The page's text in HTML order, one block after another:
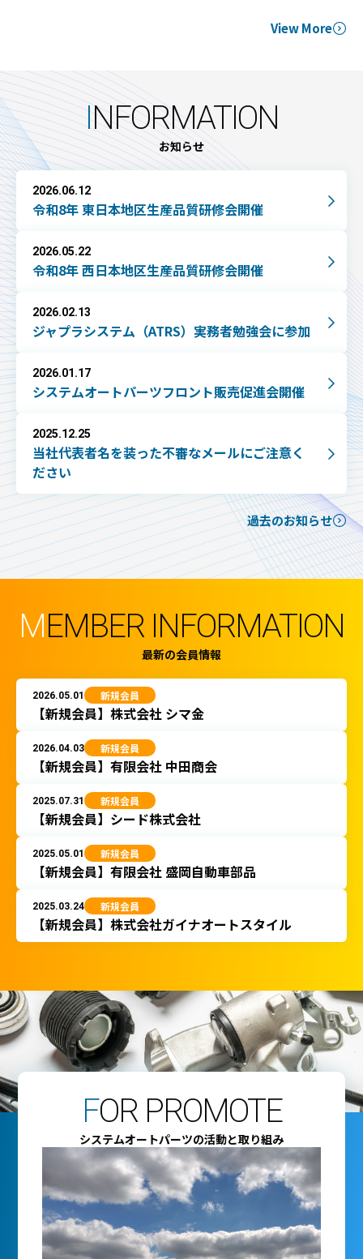
View More
INFORMATION
お知らせ
2026.06.12
令和8年 東日本地区生産品質研修会開催
2026.05.22
令和8年 西日本地区生産品質研修会開催
2026.02.13
ジャプラシステム（ATRS）実務者勉強会に参加
2026.01.17
システムオートパーツフロント販売促進会開催
2025.12.25
当社代表者名を装った不審なメールにご注意く
ださい
過去のお知らせ
MEMBER INFORMATION
最新の会員情報
2026.05.01 新規会員
【新規会員】株式会社 シマ金
2026.04.03 新規会員
【新規会員】有限会社 中田商会
2025.07.31 新規会員
【新規会員】シード株式会社
2025.05.01 新規会員
【新規会員】有限会社 盛岡自動車部品
2025.03.24 新規会員
【新規会員】株式会社ガイナオートスタイル
FOR PROMOTE
システムオートパーツの活動と取り組み